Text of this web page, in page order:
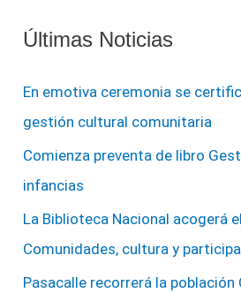
a
p
o
r
:
Últimas Noticias
En emotiva ceremonia se
gestión cultural comunitaria
Comienza preventa de libro
infancias
La Biblioteca Nacional acogerá
Comunidades, cultura y
Pasacalle recorrerá la población